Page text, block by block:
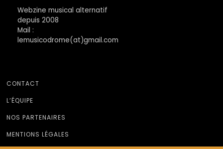
Webzine musical alternatif
depuis 2008
Mail :
lemusicodrome(at)gmail.com
CONTACT
L’ÉQUIPE
NOS PARTENAIRES
MENTIONS LÉGALES